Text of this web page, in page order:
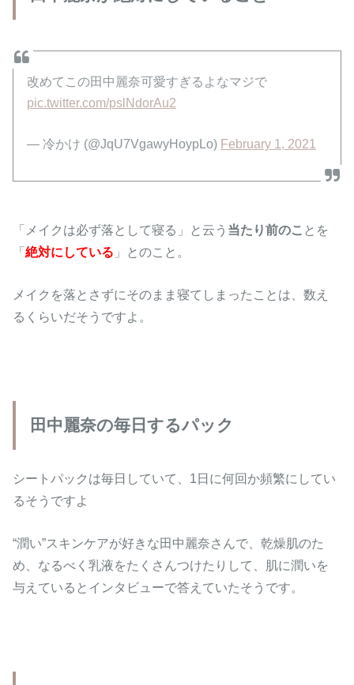
改めてこの田中麗奈可愛すぎるよなマジで
pic.twitter.com/pslNdorAu2
— 冷かけ (@JqU7VgawyHoypLo) February 1, 2021
「メイクは必ず落として寝る」と云う 当たり前のこ とを
「絶対にしている 」とのこと。
メイクを落とさずにそのまま寝てしまったことは、数え
るくらいだそうですよ。
田中麗奈の毎日するパック
シートパックは毎日していて、1日に何回か頻繁にしてい
るそうですよ
“潤い”スキンケアが好きな田中麗奈さんで、乾燥肌のた
め、なるべく乳液をたくさんつけたりして、肌に潤いを
与えているとインタビューで答えていたそうです。